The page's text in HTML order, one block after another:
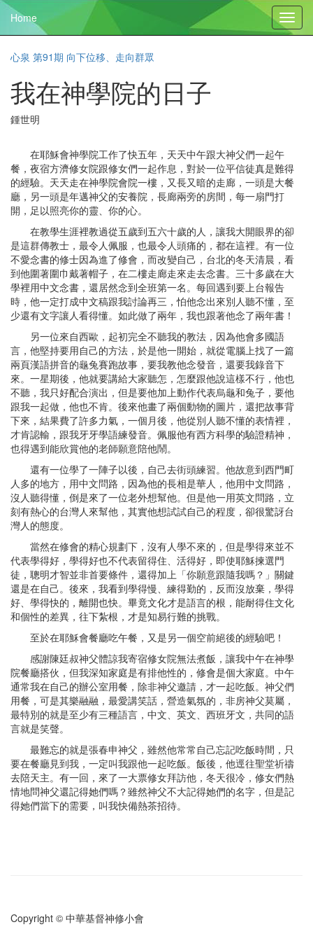
Home
心泉 第91期 向下位移、走向群眾
我在神學院的日子
鍾世明
在耶穌會神學院工作了快五年，天天中午跟大神父們一起午
餐，夜宿方濟修女院跟修女們一起作息，對於一位平信徒真是難得
的經驗。天天走在神學院會院一樓，又長又暗的走廊，一頭是大餐
廳，另一頭是年邁神父的安養院，長廊兩旁的房間，每一扇門打
開，足以照亮你的靈、你的心。
在教學生涯裡教過從五歲到五六十歲的人，讓我大開眼界的卻
是這群傳教士，最令人佩服，也最令人頭痛的，都在這裡。有一位
不愛念書的修士因為進了修會，而改變自己，台北的冬天清晨，看
到他圍著圍巾戴著帽子，在二樓走廊走來走去念書。三十多歲在大
學裡用中文念書，還居然念到全班第一名。每回遇到要上台報告
時，他一定打成中文稿跟我討論再三，怕他念出來別人聽不懂，至
少還有文字讓人看得懂。如此做了兩年，我也跟著他念了兩年書！
另一位來自西歐，起初完全不聽我的教法，因為他會多國語
言，他堅持要用自己的方法，於是他一開始，就從電腦上找了一篇
兩頁漢語拼音的龜兔賽跑故事，要我教他念發音，還要我錄音下
來。一星期後，他就要講給大家聽怎，怎麼跟他說這樣不行，他也
不聽，我只好配合演出，但是要他加上動作代表烏龜和兔子，要他
跟我一起做，他也不肯。後來他畫了兩個動物的圖片，還把故事背
下來，結果費了許多力氣，一個月後，他從別人聽不懂的表情裡，
才肯認輸，跟我牙牙學語練發音。佩服他有西方科學的驗證精神，
也得遇到能欣賞他的老師願意陪他鬧。
還有一位學了一陣子以後，自己去街頭練習。他故意到西門町
人多的地方，用中文問路，因為他的長相是華人，他用中文問路，
沒人聽得懂，倒是來了一位老外想幫他。但是他一用英文問路，立
刻有熱心的台灣人來幫他，其實他想試試自己的程度，卻很驚訝台
灣人的態度。
當然在修會的精心規劃下，沒有人學不來的，但是學得來並不
代表學得好，學得好也不代表留得住、活得好，即使耶穌揀選門
徒，聰明才智並非首要條件，還得加上「你願意跟隨我嗎？」關鍵
還是在自己。後來，我看到學得慢、練得勤的，反而沒放棄，學得
好、學得快的，離開也快。畢竟文化才是語言的根，能耐得住文化
和個性的差異，往下紮根，才是知易行難的挑戰。
至於在耶穌會餐廳吃午餐，又是另一個空前絕後的經驗吧！
感謝陳廷叔神父體諒我寄宿修女院無法煮飯，讓我中午在神學
院餐廳搭伙，但我深知家庭是有排他性的，修會是個大家庭。中午
通常我在自己的辦公室用餐，除非神父邀請，才一起吃飯。神父們
用餐，可是其樂融融，最愛講笑話，營造氣氛的，非房神父莫屬，
最特別的就是至少有三種語言，中文、英文、西班牙文，共同的語
言就是笑聲。
最難忘的就是張春申神父，雖然他常常自己忘記吃飯時間，只
要在餐廳見到我，一定叫我跟他一起吃飯。飯後，他逕往聖堂祈禱
去陪天主。有一回，來了一大票修女拜訪他，冬天很冷，修女們熱
情地問神父還記得她們嗎？雖然神父不大記得她們的名字，但是記
得她們當下的需要，叫我快備熱茶招待。
Copyright © 中華基督神修小會